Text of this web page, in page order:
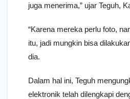
juga menerima,” ujar Teguh,
“Karena mereka perlu foto,
itu, jadi mungkin bisa
dia.
Dalam hal ini, Teguh
elektronik telah dilengkapi